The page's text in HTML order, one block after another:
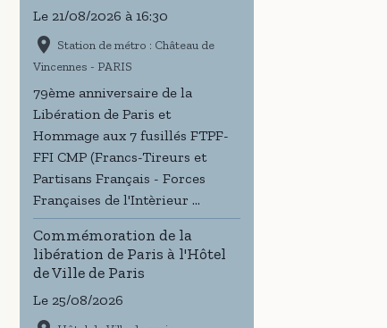
Le 21/08/2026 à 16:30
Station de métro : Château de
Vincennes - PARIS
79ème anniversaire de la
Libération de Paris et
Hommage aux 7 fusillés FTPF-
FFI CMP (Francs-Tireurs et
Partisans Français - Forces
Françaises de l'Intèrieur ...
Commémoration de la
libération de Paris à l'Hôtel
de Ville de Paris
Le 25/08/2026